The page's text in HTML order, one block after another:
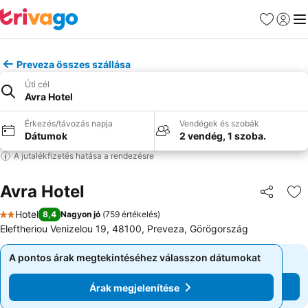
Kedvencek
Preveza összes szállása
Úti cél
Avra Hotel
Érkezés/távozás napja
Dátumok
Vendégek és szobák
2 vendég, 1 szoba.
A jutalékfizetés hatása a rendezésre
Avra Hotel
2 Kategória
Hotel 8,4 Nagyon jó (759 értékelés)
Eleftheriou Venizelou 19, 48100, Preveza, Görögország
A pontos árak megtekintéséhez válasszon dátumokat
Árak megjelenítése
A pontos árak megtekintéséhez válasszon dátumokat
Árak megjelenítése